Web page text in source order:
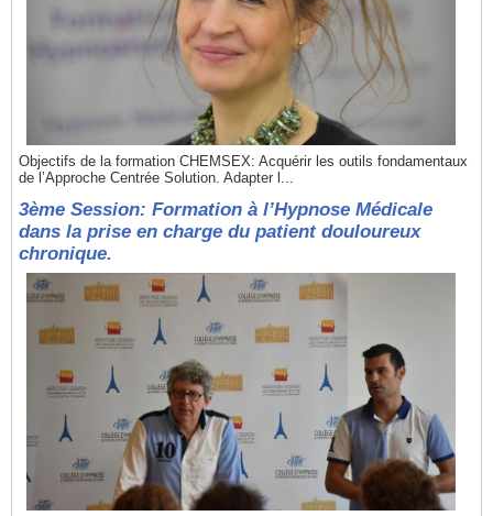
Objectifs de la formation CHEMSEX: Acquérir les outils fondamentaux
de l’Approche Centrée Solution. Adapter l...
3ème Session: Formation à l’Hypnose Médicale
dans la prise en charge du patient douloureux
chronique.